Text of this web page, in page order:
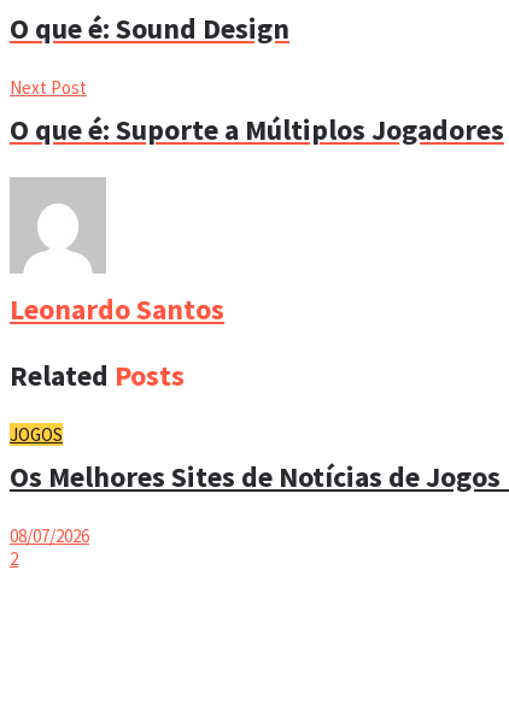
O que é: Sound Design
Next Post
O que é: Suporte a Múltiplos Jogadores
Leonardo Santos
Related Posts
JOGOS
Os Melhores Sites de Notícias de
08/07/2026
2